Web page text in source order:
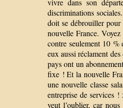
vivre dans son
discriminations
doit se débrouiller
nouvelle France.
contre seulement 10 %
eux aussi réclament
pays ont un
fixe ! Et la nouvelle
une nouvelle classe
entreprise de services
veut l’oublier, car